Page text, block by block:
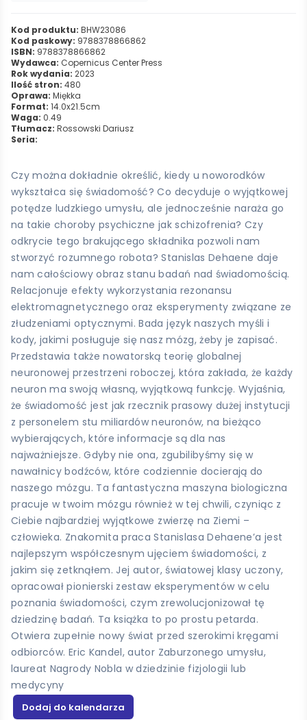
Kod produktu: BHW23086
Kod paskowy: 9788378866862
ISBN: 9788378866862
Wydawca: Copernicus Center Press
Rok wydania: 2023
Ilość stron: 480
Oprawa: Miękka
Format: 14.0x21.5cm
Waga: 0.49
Tłumacz: Rossowski Dariusz
Seria:
Czy można dokładnie określić, kiedy u noworodków
wykształca się świadomość? Co decyduje o wyjątkowej
potędze ludzkiego umysłu, ale jednocześnie naraża go
na takie choroby psychiczne jak schizofrenia? Czy
odkrycie tego brakującego składnika pozwoli nam
stworzyć rozumnego robota? Stanislas Dehaene daje
nam całościowy obraz stanu badań nad świadomością.
Relacjonuje efekty wykorzystania rezonansu
elektromagnetycznego oraz eksperymenty związane ze
złudzeniami optycznymi. Bada język naszych myśli i
kody, jakimi posługuje się nasz mózg, żeby je zapisać.
Przedstawia także nowatorską teorię globalnej
neuronowej przestrzeni roboczej, która zakłada, że każdy
neuron ma swoją własną, wyjątkową funkcję. Wyjaśnia,
że świadomość jest jak rzecznik prasowy dużej instytucji
z personelem stu miliardów neuronów, na bieżąco
wybierających, które informacje są dla nas
najważniejsze. Gdyby nie ona, zgubilibyśmy się w
nawałnicy bodźców, które codziennie docierają do
naszego mózgu. Ta fantastyczna maszyna biologiczna
pracuje w twoim mózgu również w tej chwili, czyniąc z
Ciebie najbardziej wyjątkowe zwierzę na Ziemi –
człowieka. Znakomita praca Stanislasa Dehaene’a jest
najlepszym współczesnym ujęciem świadomości, z
jakim się zetknąłem. Jej autor, światowej klasy uczony,
opracował pionierski zestaw eksperymentów w celu
poznania świadomości, czym zrewolucjonizował tę
dziedzinę badań. Ta książka to po prostu petarda.
Otwiera zupełnie nowy świat przed szerokimi kręgami
odbiorców. Eric Kandel, autor Zaburzonego umysłu,
laureat Nagrody Nobla w dziedzinie fizjologii lub
medycyny